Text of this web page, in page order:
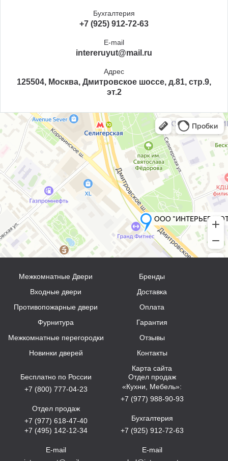
Бухгалтерия
+7 (925) 912-72-63
E-mail
intereruyut@mail.ru
Адрес
125504, Москва, Дмитровское шоссе, д.81, стр.9,
эт.2
Межкомнатные Двери
Входные двери
Противопожарные двери
Фурнитура
Межкомнатные перегородки
Новинки дверей
Бренды
Доставка
Оплата
Гарантия
Отзывы
Контакты
Карта сайта
Бесплатно по России
+7 (800) 777-04-23
Отдел продаж
+7 (977) 618-47-40
+7 (495) 142-12-34
E-mail
Отдел продаж
«Кухни, Мебель»:
+7 (977) 988-90-93
Бухгалтерия
+7 (925) 912-72-63
E-mail